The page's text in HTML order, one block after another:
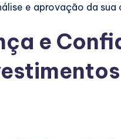
e aprovação da sua
e